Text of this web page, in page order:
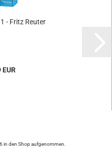
- Fritz Reuter
EUR
in den Shop aufgenommen.